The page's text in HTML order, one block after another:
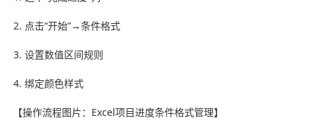
点击“开始”→条件格式
设置数值区间规则
绑定颜色样式
【操作流程图片：Excel项目进度条件格式管理】